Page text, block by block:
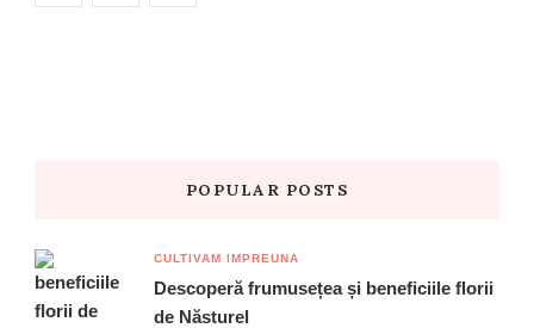
POPULAR POSTS
CULTIVAM IMPREUNA
Descoperă frumusețea și beneficiile florii
de Năsturel